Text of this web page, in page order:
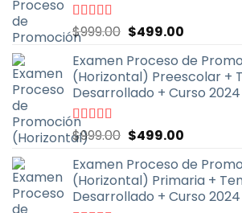
Valorado
con
5
$999.00 El
original
era:
$999.00.
$499.00El
actual
es:
$499.00.
Examen Proceso de
(Horizontal) Preescolar +
Desarrollado + Curso 2024
Valorado
con
5
$999.00 El
original
era:
$999.00.
$499.00El
actual
es:
$499.00.
Examen Proceso de
(Horizontal) Primaria +
Desarrollado + Curso 2024